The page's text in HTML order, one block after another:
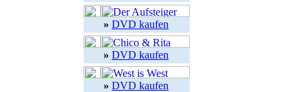
» DVD kaufen
» DVD kaufen
» DVD kaufen